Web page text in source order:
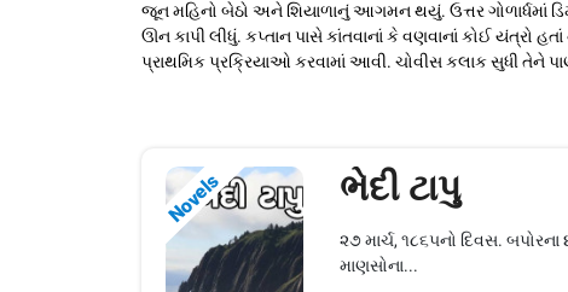
જૂન મહિનો બેઠો અને શિયાળાનું આગમન થયું. ઉત્તર ગોળાર્ધમાં
ઊન કાપી લીધું. કપ્તાન પાસે કાંતવાનાં કે વણવાનાં કોઈ યંત્રો
પ્રાથમિક પ્રક્રિયાઓ કરવામાં આવી. ચોવીસ કલાક સુધી તેને
Novels ભેદી ટાપુ
૨૭ માર્ચ, ૧૮૬૫નો દિવસ.
માણસોના...